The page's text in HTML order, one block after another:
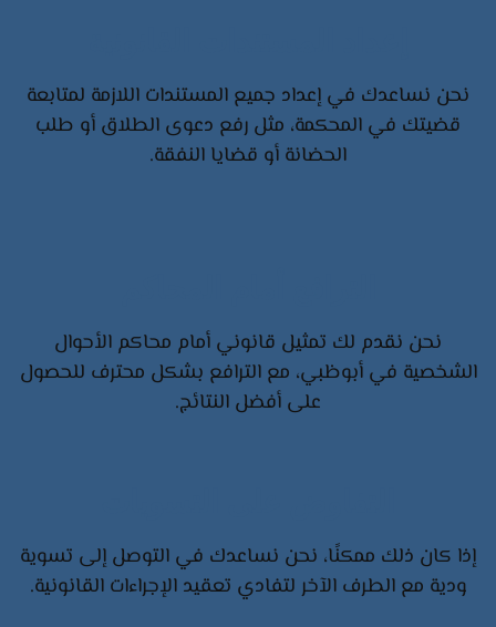
نحن نساعدك في إعداد جميع المستندات اللازمة لمتابعة
قضيتك في المحكمة، مثل رفع دعوى الطلاق أو طلب
الحضانة أو قضايا النفقة.
نحن نقدم لك تمثيل قانوني أمام محاكم الأحوال
الشخصية في أبوظبي، مع الترافع بشكل محترف للحصول
على أفضل النتائج.
إذا كان ذلك ممكنًا، نحن نساعدك في التوصل إلى تسوية
ودية مع الطرف الآخر لتفادي تعقيد الإجراءات القانونية.